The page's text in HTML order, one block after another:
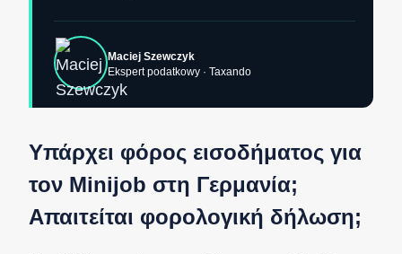
Maciej Szewczyk
Ekspert podatkowy · Taxando
Υπάρχει φόρος εισοδήματος για
τον Minijob στη Γερμανία;
Απαιτείται φορολογική δήλωση;